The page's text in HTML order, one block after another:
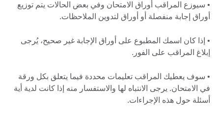
• سيوزع المراقب أوراق الامتحان وفي بعض الحالات يتم توزيع
أوراق إجابة منفصلة أو أوراق لتدوين الملاحظات.
• إذا كان اسمك المطبوع على أوراق الإجابة غير صحيح، يُرجى
إبلاغ المراقب على الفور.
• سوف يعطيك المراقب تعليمات محددة فيما يتعلق بكل ورقة
في الامتحان. يرجى الانتباه لها والاستفسار منه إذا كانت لدية أية
أسئلة حول هذه الإجراءات.